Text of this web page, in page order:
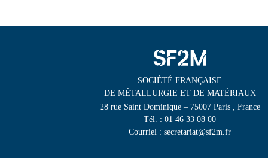
SOCIÉTÉ FRANÇAISE
DE MÉTALLURGIE ET DE MATÉRIAUX
28 rue Saint Dominique – 75007 Paris , France
Tél. : 01 46 33 08 00
Courriel : secretariat@sf2m.fr